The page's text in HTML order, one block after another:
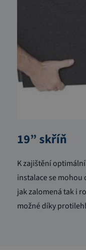
19” skříň
K zajištění
instalace se
jak zalomená tak i
možné díky